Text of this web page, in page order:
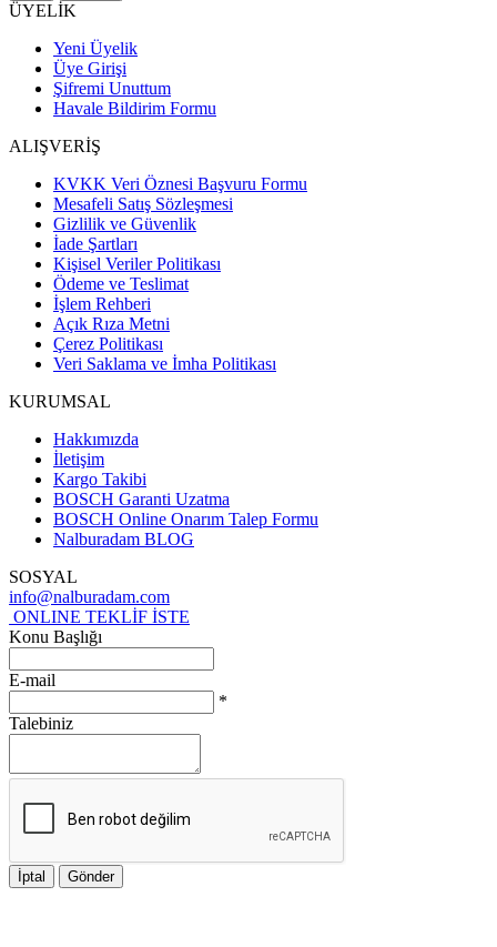
ÜYELİK
Yeni Üyelik
Üye Girişi
Şifremi Unuttum
Havale Bildirim Formu
ALIŞVERİŞ
KVKK Veri Öznesi Başvuru Formu
Mesafeli Satış Sözleşmesi
Gizlilik ve Güvenlik
İade Şartları
Kişisel Veriler Politikası
Ödeme ve Teslimat
İşlem Rehberi
Açık Rıza Metni
Çerez Politikası
Veri Saklama ve İmha Politikası
KURUMSAL
Hakkımızda
İletişim
Kargo Takibi
BOSCH Garanti Uzatma
BOSCH Online Onarım Talep Formu
Nalburadam BLOG
SOSYAL
info@nalburadam.com
ONLINE TEKLİF İSTE
Konu Başlığı
E-mail
*
Talebiniz
İptal Gönder